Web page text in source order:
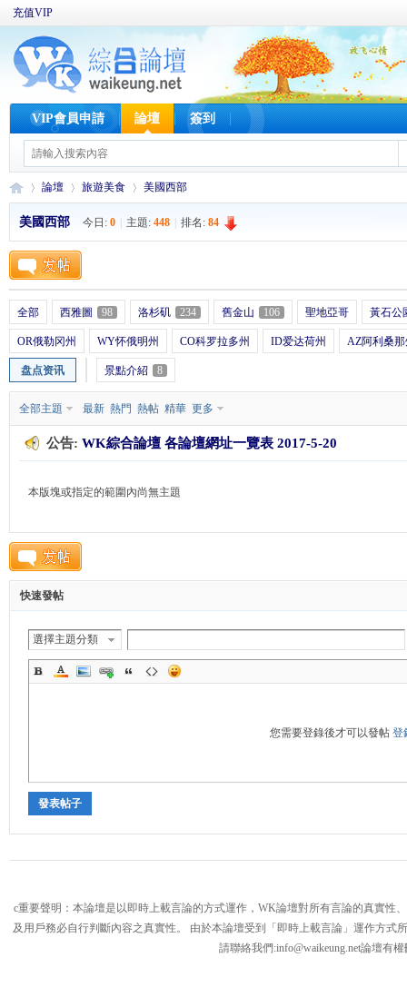
充值VIP
VIP會員申請 論壇 簽到
W
論壇
›
旅遊美食 美國西部
美國西部 今日: 0 主題: 448 排名: 84
全部 西雅圖 98 洛杉矶 234 舊金山 106 聖地亞哥 黃石公
OR俄勒冈州 WY怀俄明州 CO科罗拉多州 ID爱达荷州 AZ阿利桑那
盘点资讯 景點介紹 8
全部主題 最新 熱門 熱帖 精華 更多
公告: WK綜合論壇 各論壇網址一覽表 2017-5-20
本版塊或指定的範圍內尚無主題
快速發帖
選擇主題分類
您需要登錄後才可以發帖登
發表帖子
c重要聲明：本論壇是以即時上載言論的方式運作，WK論壇對所有言論的真實
及用戶務必自行判斷內容之真實性。 由於本論壇受到「即時上載言論」運作方
請聯絡我們:info@waikeung.net論壇有